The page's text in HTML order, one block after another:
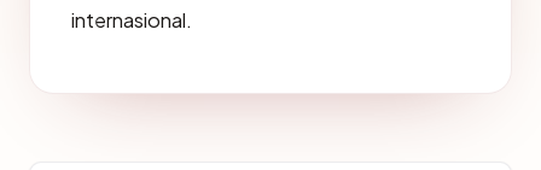
internasional.